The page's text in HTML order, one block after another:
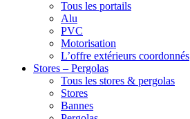
Tous les portails
Alu
PVC
Motorisation
L’offre extérieurs coordonnés
Stores – Pergolas
Tous les stores & pergolas
Stores
Bannes